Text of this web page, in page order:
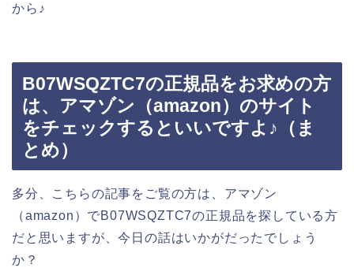
から♪
B07WSQZTC7の正規品をお求めの方
は、アマゾン（amazon）のサイト
をチェックするといいですよ♪（ま
とめ）
多分、こちらの記事をご覧の方は、アマゾン
（amazon）でB07WSQZTC7の正規品を探している方
だと思いますが、今日の話はいかがだったでしょう
か？